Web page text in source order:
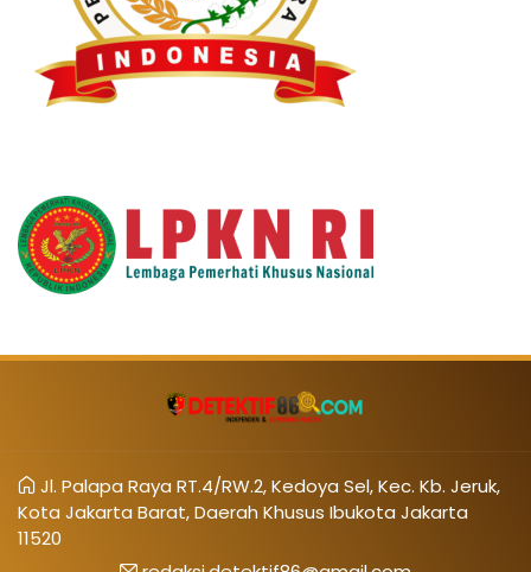
Jl. Palapa Raya RT.4/RW.2, Kedoya Sel, Kec. Kb. Jeruk,
Kota Jakarta Barat, Daerah Khusus Ibukota Jakarta
11520